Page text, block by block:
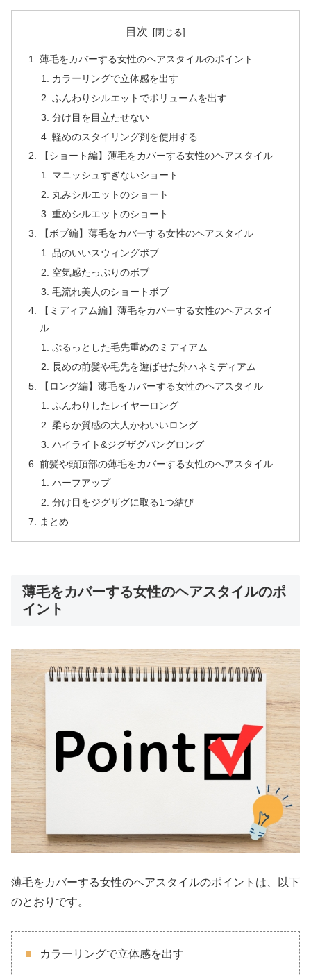
目次
薄毛をカバーする女性のヘアスタイルのポイント
カラーリングで立体感を出す
ふんわりシルエットでボリュームを出す
分け目を目立たせない
軽めのスタイリング剤を使用する
【ショート編】薄毛をカバーする女性のヘアスタイル
マニッシュすぎないショート
丸みシルエットのショート
重めシルエットのショート
【ボブ編】薄毛をカバーする女性のヘアスタイル
品のいいスウィングボブ
空気感たっぷりのボブ
毛流れ美人のショートボブ
【ミディアム編】薄毛をカバーする女性のヘアスタイ
ル
ぷるっとした毛先重めのミディアム
長めの前髪や毛先を遊ばせた外ハネミディアム
【ロング編】薄毛をカバーする女性のヘアスタイル
ふんわりしたレイヤーロング
柔らか質感の大人かわいいロング
ハイライト&ジグザグバングロング
前髪や頭頂部の薄毛をカバーする女性のヘアスタイル
ハーフアップ
分け目をジグザグに取る1つ結び
まとめ
薄毛をカバーする女性のヘアスタイルのポ
イント
薄毛をカバーする女性のヘアスタイルのポイントは、以下
のとおりです。
カラーリングで立体感を出す